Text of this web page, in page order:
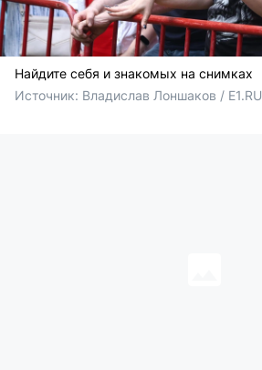
Найдите себя и знакомых на снимках
Источник: Владислав Лоншаков / E1.RU